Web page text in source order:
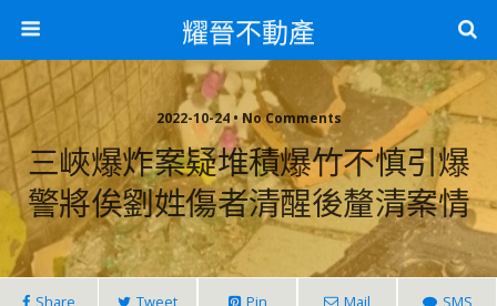
耀晉不動產
2022-10-24 • No Comments
三峽爆炸案疑堆積爆竹不慎引爆
警將俟劉姓傷者清醒後釐清案情
Share Tweet Pin Mail SMS